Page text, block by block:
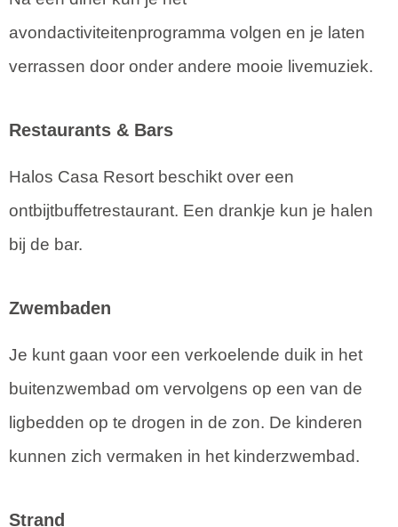
avondactiviteitenprogramma volgen en je laten
verrassen door onder andere mooie livemuziek.
Restaurants & Bars
Halos Casa Resort beschikt over een
ontbijtbuffetrestaurant. Een drankje kun je halen
bij de bar.
Zwembaden
Je kunt gaan voor een verkoelende duik in het
buitenzwembad om vervolgens op een van de
ligbedden op te drogen in de zon. De kinderen
kunnen zich vermaken in het kinderzwembad.
Strand